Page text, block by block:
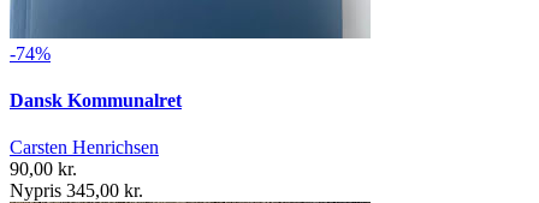
-74%
Dansk Kommunalret
Carsten Henrichsen
90,00 kr.
Nypris 345,00 kr.